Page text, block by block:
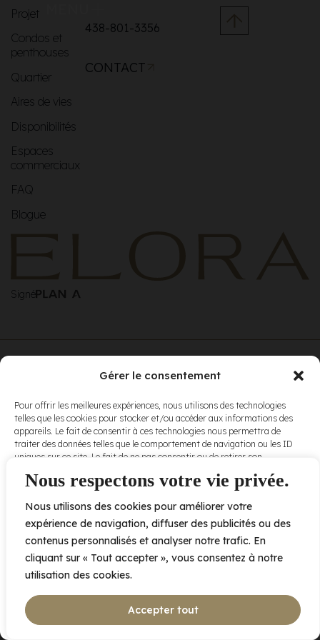
Nous respectons votre vie privée.
Nous utilisons des cookies pour améliorer votre
expérience de navigation, diffuser des publicités ou des
contenus personnalisés et analyser notre trafic. En
cliquant sur « Tout accepter », vous consentez à notre
utilisation des cookies.
Accepter tout
Gérer le consentement
Pour offrir les meilleures expériences, nous utilisons des technologies
telles que les cookies pour stocker et/ou accéder aux informations des
appareils. Le fait de consentir à ces technologies nous permettra de
traiter des données telles que le comportement de navigation ou les ID
uniques sur ce site. Le fait de ne pas consentir ou de retirer son
et fonctions.
Accepter
Refuser
Projet
Condos et
penthouses
Quartier
Aires de vies
Disponibilités
Espaces
commerciaux
FAQ
Blogue
438-801-3356
CONTACT
Signé
conditions
d’utilisationet
nospolitiques
de
confidentialité .
2005 av. de Bois-de-Boulogne, Laval QC H7N 0J7